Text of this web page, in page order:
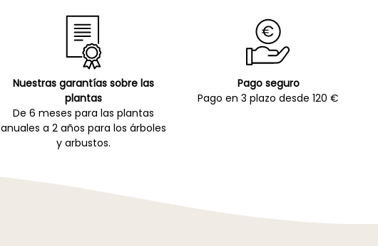
Nuestras garantías sobre las
plantas
De 6 meses para las plantas
anuales a 2 años para los árboles
y arbustos.
Pago seguro
Pago en 3 plazo desde 120 €